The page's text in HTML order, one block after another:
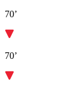
70’
70’